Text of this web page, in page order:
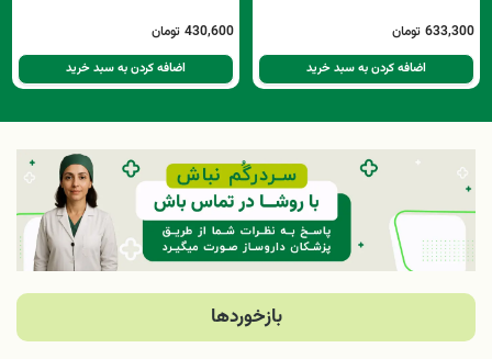
633,300 تومان
اضافه کردن به سبد خرید
430,600 تومان
اضافه کردن به سبد خرید
بازخوردها